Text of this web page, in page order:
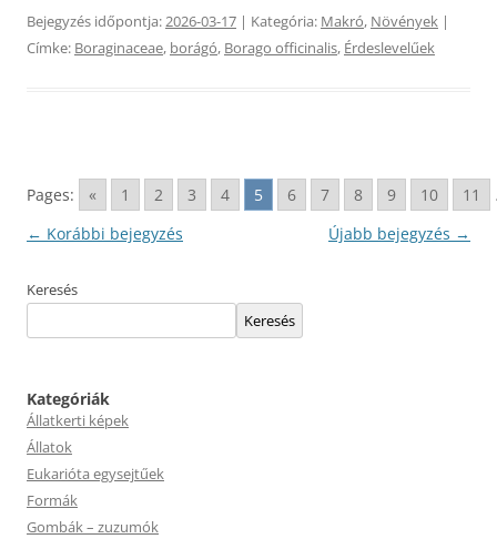
Bejegyzés időpontja:2026-03-17 | Kategória: Makró, Növények |
Címke: Boraginaceae, borágó, Borago officinalis, Érdeslevelűek
Pages: « 1 2 3 4 5 6 7 8 9 10 11
Bejegyzés
← Korábbi bejegyzés Újabb bejegyzés →
Keresés
Keresés
Kategóriák
Állatkerti képek
Állatok
Eukarióta egysejtűek
Formák
Gombák – zuzumók